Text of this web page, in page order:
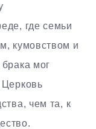
где семьи
кумовством и
мог
Церковь
чем та, к